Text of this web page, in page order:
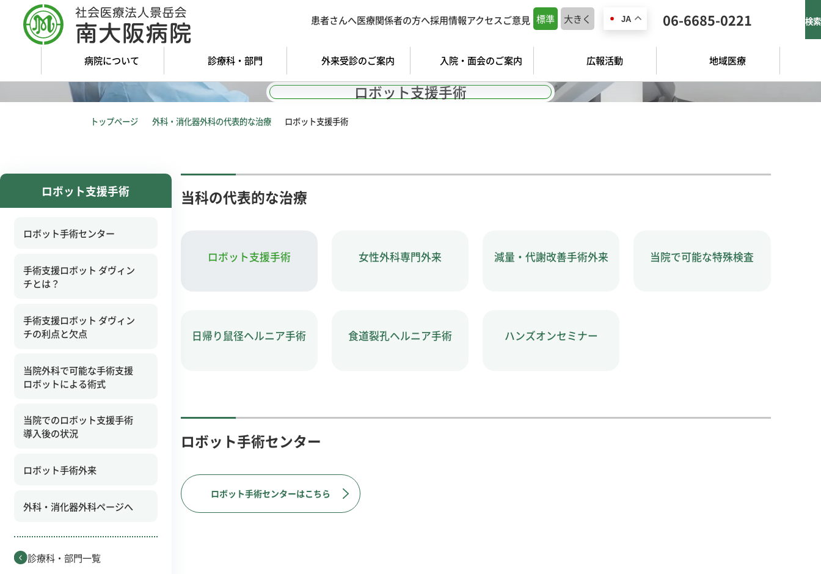
検索
病院について 診療科・部門 外来受診のご案内 入院・面会のご案内 広報活動 地域医療
患者さんへ医療関係者の方へ採用情報アクセスご意見 標準 大きく JA 06-6685-0221
ロボット支援手術
トップページ 外科・消化器外科の代表的な治療 ロボット支援手術
ロボット支援手術
ロボット手術センター
手術支援ロボット ダヴィン
チとは？
手術支援ロボット ダヴィン
チの利点と欠点
当院外科で可能な手術支援
ロボットによる術式
当院でのロボット支援手術
導入後の状況
ロボット手術外来
外科・消化器外科ページへ
診療科・部門一覧
当科の代表的な治療
ロボット支援手術 女性外科専門外来 減量・代謝改善手術外来 当院で可能な特殊検査
日帰り鼠径ヘルニア手術 食道裂孔ヘルニア手術 ハンズオンセミナー
ロボット手術センター
ロボット手術センターはこちら